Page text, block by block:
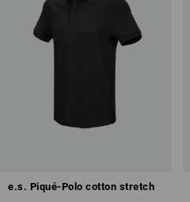
e.s. Piqué-Polo cotton stretch